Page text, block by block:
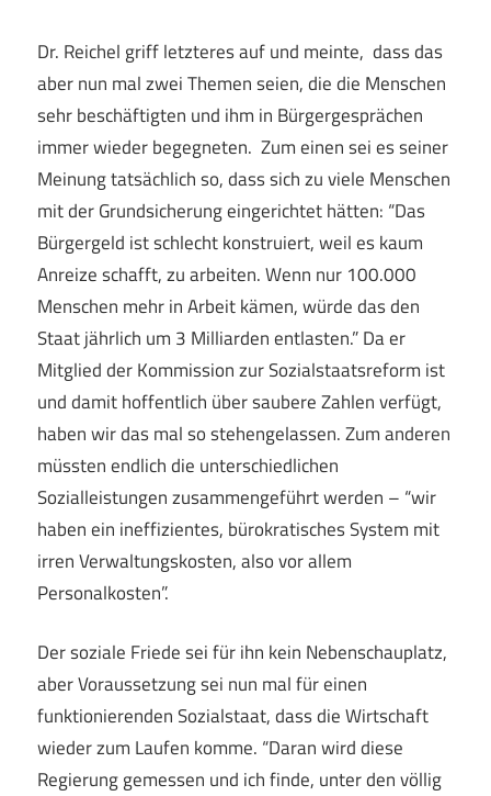
Dr. Reichel griff letzteres auf und meinte, dass das
aber nun mal zwei Themen seien, die die Menschen
sehr beschäftigten und ihm in Bürgergesprächen
immer wieder begegneten. Zum einen sei es seiner
Meinung tatsächlich so, dass sich zu viele Menschen
mit der Grundsicherung eingerichtet hätten: “Das
Bürgergeld ist schlecht konstruiert, weil es kaum
Anreize schafft, zu arbeiten. Wenn nur 100.000
Menschen mehr in Arbeit kämen, würde das den
Staat jährlich um 3 Milliarden entlasten.” Da er
Mitglied der Kommission zur Sozialstaatsreform ist
und damit hoffentlich über saubere Zahlen verfügt,
haben wir das mal so stehengelassen. Zum anderen
müssten endlich die unterschiedlichen
Sozialleistungen zusammengeführt werden – “wir
haben ein ineffizientes, bürokratisches System mit
irren Verwaltungskosten, also vor allem
Personalkosten”.
Der soziale Friede sei für ihn kein Nebenschauplatz,
aber Voraussetzung sei nun mal für einen
funktionierenden Sozialstaat, dass die Wirtschaft
wieder zum Laufen komme. “Daran wird diese
Regierung gemessen und ich finde, unter den völlig